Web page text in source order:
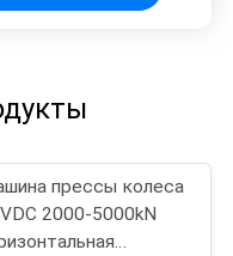
прессы колеса
2000-5000kN